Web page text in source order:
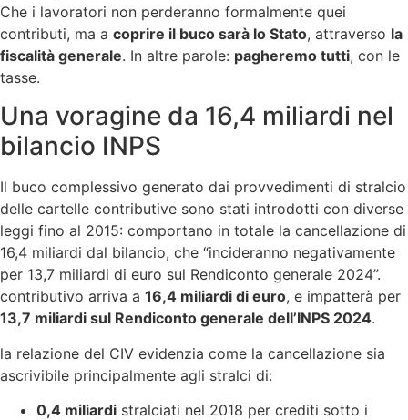
Che i lavoratori non perderanno formalmente quei
contributi, ma a coprire il buco sarà lo Stato, attraverso la
fiscalità generale. In altre parole: pagheremo tutti, con le
tasse.
Una voragine da 16,4 miliardi nel
bilancio INPS
Il buco complessivo generato dai provvedimenti di stralcio
delle cartelle contributive sono stati introdotti con diverse
leggi fino al 2015: comportano in totale la cancellazione di
16,4 miliardi dal bilancio, che “incideranno negativamente
per 13,7 miliardi di euro sul Rendiconto generale 2024”.
contributivo arriva a 16,4 miliardi di euro, e impatterà per
13,7 miliardi sul Rendiconto generale dell’INPS 2024.
la relazione del CIV evidenzia come la cancellazione sia
ascrivibile principalmente agli stralci di:
0,4 miliardi stralciati nel 2018 per crediti sotto i